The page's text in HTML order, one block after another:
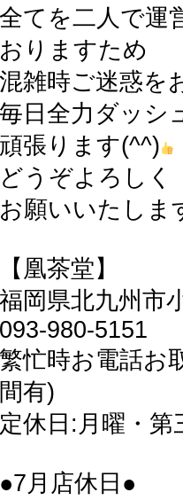
全てを二人で運
おりますため
混雑時ご迷惑を
毎日全力ダッシ
頑張ります(^^)
どうぞよろしく
お願いいたしま
【凰茶堂】
福岡県北九州市
093-980-5151
繁忙時お電話お
間有)
定休日:月曜・第
●7月店休日●